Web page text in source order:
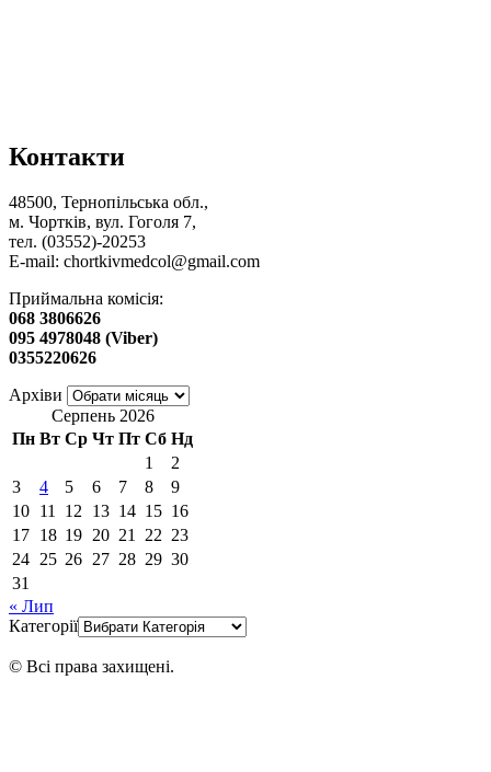
Контакти
48500, Тернопільська обл.,
м. Чортків, вул. Гоголя 7,
тел. (03552)-20253
E-mail: chortkivmedcol@gmail.com
Приймальна комісія:
068 3806626
095 4978048 (Viber)
0355220626
Архіви
Серпень 2026
Пн Вт Ср Чт Пт Сб Нд
1
2
3
4 5 6 7 8
9
10 11 12 13 14 15 16
17 18 19 20 21 22 23
24 25 26 27 28 29 30
31
« Лип
Категорії
© Всі права захищені.